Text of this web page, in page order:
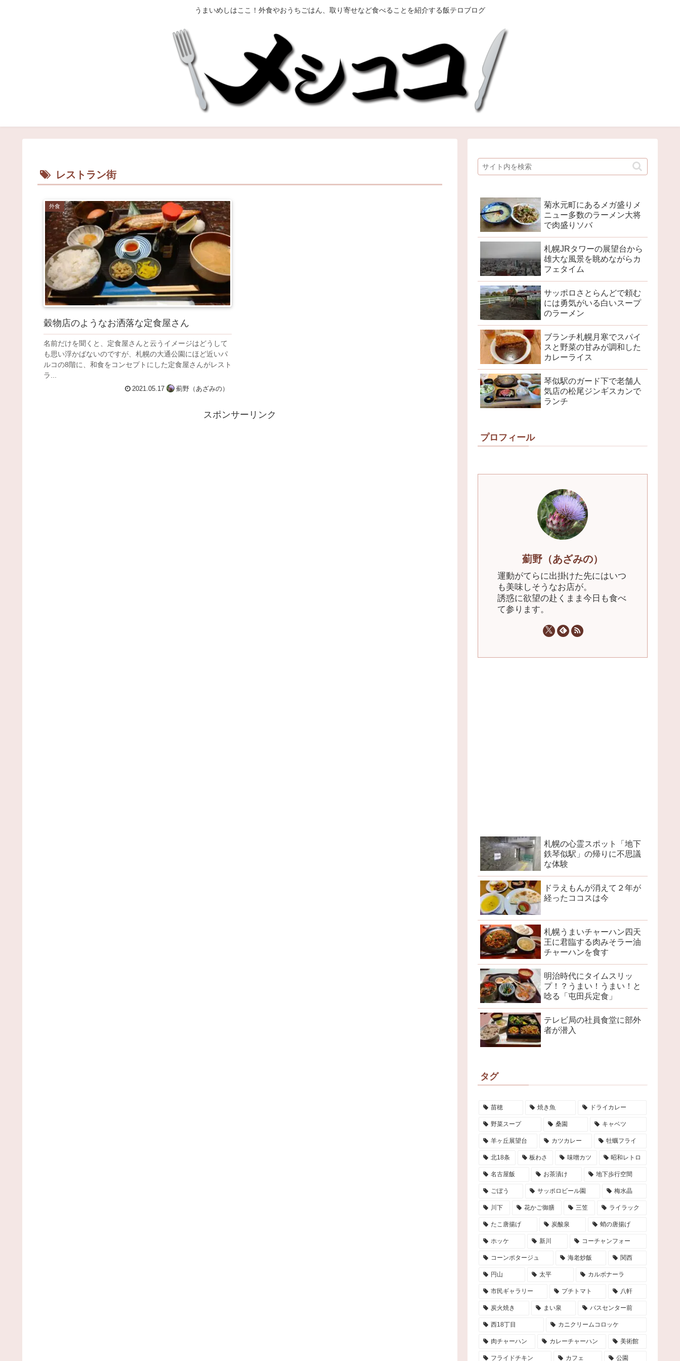
うまいめしはここ！外食やおうちごはん、取り寄せなど食べることを紹介する飯テロブログ
レストラン街
外食
穀物店のようなお洒落な定食屋さん
名前だけを聞くと、定食屋さんと云うイメージはどうして
も思い浮かばないのですが、札幌の大通公園にほど近いパ
ルコの8階に、和食をコンセプトにした定食屋さんがレスト
ラ...
2021.05.17 薊野（あざみの）
スポンサーリンク
菊水元町にあるメガ盛りメ
ニュー多数のラーメン大将
で肉盛りソバ
札幌JRタワーの展望台から
雄大な風景を眺めながらカ
フェタイム
サッポロさとらんどで頼む
には勇気がいる白いスープ
のラーメン
ブランチ札幌月寒でスパイ
スと野菜の甘みが調和した
カレーライス
琴似駅のガード下で老舗人
気店の松尾ジンギスカンで
ランチ
プロフィール
薊野（あざみの）
運動がてらに出掛けた先にはいつ
も美味しそうなお店が。
誘惑に欲望の赴くまま今日も食べ
て参ります。
札幌の心霊スポット「地下
鉄琴似駅」の帰りに不思議
な体験
ドラえもんが消えて２年が
経ったココスは今
札幌うまいチャーハン四天
王に君臨する肉みそラー油
チャーハンを食す
明治時代にタイムスリッ
プ！？うまい！うまい！と
唸る「屯田兵定食」
テレビ局の社員食堂に部外
者が潜入
タグ
苗穂 焼き魚 ドライカレー
野菜スープ 桑園 キャベツ
羊ヶ丘展望台 カツカレー 牡蠣フライ
北18条 板わさ 味噌カツ 昭和レトロ
名古屋飯 お茶漬け 地下歩行空間
ごぼう サッポロビール園 梅水晶
川下 花かご御膳 三笠 ライラック
たこ唐揚げ 炭酸泉 蛸の唐揚げ
ホッケ 新川 コーチャンフォー
コーンポタージュ 海老炒飯 関西
円山 太平 カルボナーラ
市民ギャラリー プチトマト 八軒
炭火焼き まい泉 バスセンター前
西18丁目 カニクリームコロッケ
肉チャーハン カレーチャーハン 美術館
フライドチキン カフェ 公園